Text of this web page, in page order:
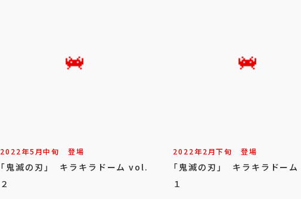
2022年5月中旬 登場
「鬼滅の刃」 キラキラドーム vol.
２
2022年2月下旬 登場
「鬼滅の刃」 キラキラドー
１